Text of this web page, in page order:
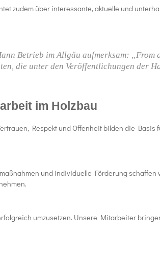
zudem über interessante, aktuelle und
Betrieb im Allgäu aufmerksam: „From
die unter den Veröffentlichun­gen der
im Holzbau
Respekt und Offenheit bilden die Basis
und individuelle Förderung
umzusetzen. Unsere Mitarbeiter